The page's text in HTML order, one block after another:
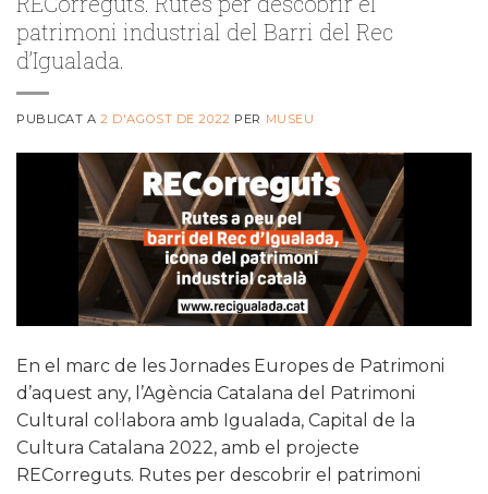
patrimoni industrial del Barri del Rec
d’Igualada.
PUBLICAT A2 D'AGOST DE 2022 PER MUSEU
En el marc de les Jornades Europes de Patrimoni
d’aquest any, l’Agència Catalana del Patrimoni
Cultural col·labora amb Igualada, Capital de la
Cultura Catalana 2022, amb el projecte
RECorreguts. Rutes per descobrir el patrimoni